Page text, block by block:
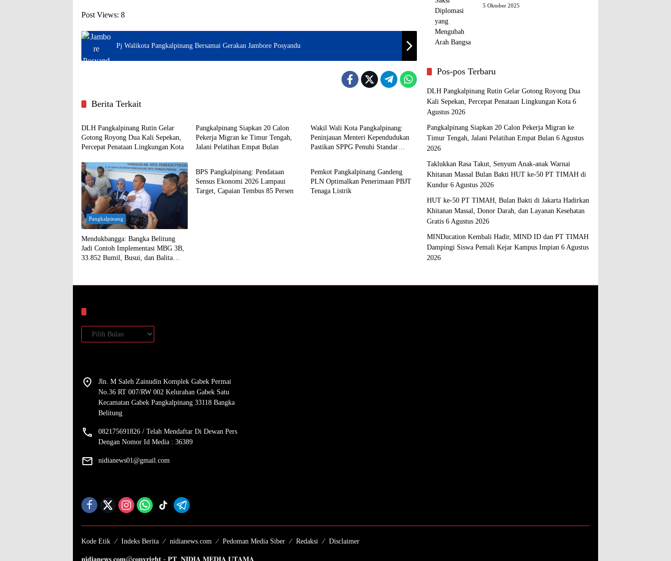
Post Views: 8
Pj Walikota Pangkalpinang Bersamai Gerakan Jambore Posyandu
Berita Terkait
Pangkalpinang
DLH Pangkalpinang Rutin Gelar
Gotong Royong Dua Kali Sepekan,
Percepat Penataan Lingkungan Kota
Pangkalpinang Siapkan 20 Calon
Pekerja Migran ke Timur Tengah,
Jalani Pelatihan Empat Bulan
Wakil Wali Kota Pangkalpinang:
Peninjauan Menteri Kependudukan
Pastikan SPPG Penuhi Standar
Pangkalpinang
Mendukbangga: Bangka Belitung
Jadi Contoh Implementasi MBG 3B,
33.852 Bumil, Busui, dan Balita
BPS Pangkalpinang: Pendataan
Sensus Ekonomi 2026 Lampaui
Target, Capaian Tembus 85 Persen
Pemkot Pangkalpinang Gandeng
PLN Optimalkan Penerimaan PBJT
Tenaga Listrik
Diplomasi yang Mengubah Arah
5 Oktober 2025
Pos-pos Terbaru
DLH Pangkalpinang Rutin Gelar Gotong Royong Dua
Kali Sepekan, Percepat Penataan Lingkungan Kota 6
Agustus 2026
Pangkalpinang Siapkan 20 Calon Pekerja Migran ke
Timur Tengah, Jalani Pelatihan Empat Bulan 6 Agustus
2026
Taklukkan Rasa Takut, Senyum Anak-anak Warnai
Khitanan Massal Bulan Bakti HUT ke-50 PT TIMAH di
Kundur 6 Agustus 2026
HUT ke-50 PT TIMAH, Bulan Bakti di Jakarta Hadirkan
Khitanan Massal, Donor Darah, dan Layanan Kesehatan
Gratis 6 Agustus 2026
MINDucation Kembali Hadir, MIND ID dan PT TIMAH
Dampingi Siswa Pemali Kejar Kampus Impian 6 Agustus
2026
Arsip
Jln. M Saleh Zainudin Komplek Gabek Permai
No.36 RT 007/RW 002 Kelurahan Gabek Satu
Kecamatan Gabek Pangkalpinang 33118 Bangka
Belitung
082175691826 / Telah Mendaftar Di Dewan Pers
Dengan Nomor Id Media : 36389
nidianews01@gmail.com
Kode Etik Indeks Berita nidianews.com Pedoman Media Siber Redaksi Disclaimer
𝐧𝐢𝐝𝐢𝐚𝐧𝐞𝐰𝐬.𝐜𝐨𝐦@𝐜𝐨𝐩𝐲𝐫𝐢𝐠𝐡𝐭 - 𝐏𝐓. 𝐍𝐈𝐃𝐈𝐀 𝐌𝐄𝐃𝐈𝐀 𝐔𝐓𝐀𝐌𝐀